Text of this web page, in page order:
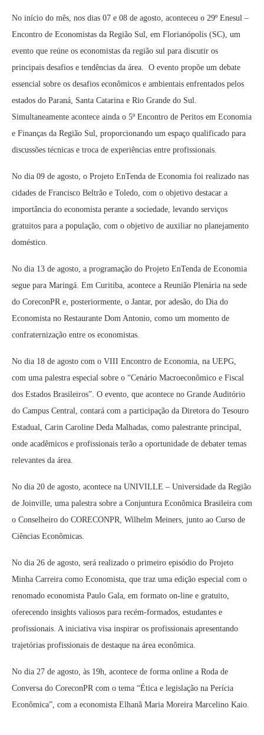
No início do mês, nos dias 07 e 08 de agosto, aconteceu o 29º Enesul –
Encontro de Economistas da Região Sul, em Florianópolis (SC), um
evento que reúne os economistas da região sul para discutir os
principais desafios e tendências da área. O evento propõe um debate
essencial sobre os desafios econômicos e ambientais enfrentados pelos
estados do Paraná, Santa Catarina e Rio Grande do Sul.
Simultaneamente acontece ainda o 5º Encontro de Peritos em Economia
e Finanças da Região Sul, proporcionando um espaço qualificado para
discussões técnicas e troca de experiências entre profissionais.
No dia 09 de agosto, o Projeto EnTenda de Economia foi realizado nas
cidades de Francisco Beltrão e Toledo, com o objetivo destacar a
importância do economista perante a sociedade, levando serviços
gratuitos para a população, com o objetivo de auxiliar no planejamento
doméstico.
No dia 13 de agosto, a programação do Projeto EnTenda de Economia
segue para Maringá. Em Curitiba, acontece a Reunião Plenária na sede
do CoreconPR e, posteriormente, o Jantar, por adesão, do Dia do
Economista no Restaurante Dom Antonio, como um momento de
confraternização entre os economistas.
No dia 18 de agosto com o VIII Encontro de Economia, na UEPG,
com uma palestra especial sobre o “Cenário Macroeconômico e Fiscal
dos Estados Brasileiros”. O evento, que acontece no Grande Auditório
do Campus Central, contará com a participação da Diretora do Tesouro
Estadual, Carin Caroline Deda Malhadas, como palestrante principal,
onde acadêmicos e profissionais terão a oportunidade de debater temas
relevantes da área.
No dia 20 de agosto, acontece na UNIVILLE – Universidade da Região
de Joinville, uma palestra sobre a Conjuntura Econômica Brasileira com
o Conselheiro do CORECONPR, Wilhelm Meiners, junto ao Curso de
Ciências Econômicas.
No dia 26 de agosto, será realizado o primeiro episódio do Projeto
Minha Carreira como Economista, que traz uma edição especial com o
renomado economista Paulo Gala, em formato on-line e gratuito,
oferecendo insights valiosos para recém-formados, estudantes e
profissionais. A iniciativa visa inspirar os profissionais apresentando
trajetórias profissionais de destaque na área econômica.
No dia 27 de agosto, às 19h, acontece de forma online a Roda de
Conversa do CoreconPR com o tema “Ética e legislação na Perícia
Econômica”, com a economista Elhanã Maria Moreira Marcelino Kaio.